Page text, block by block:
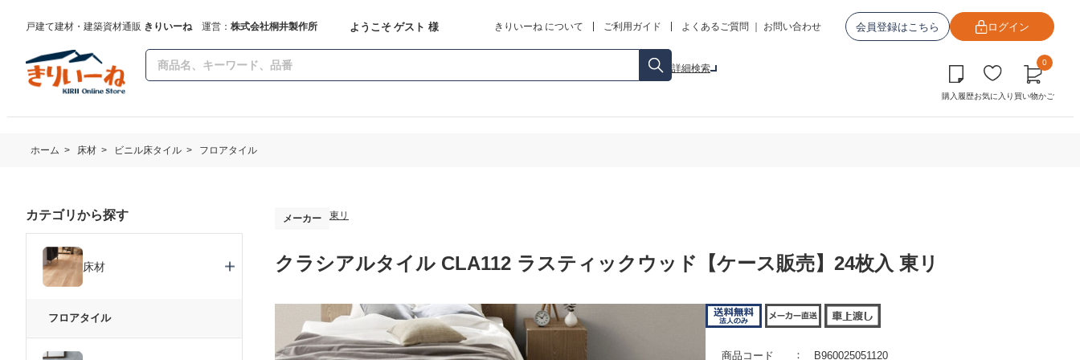
戸建て建材・建築資材通販 きりいーね運営： 株式会社桐井製作所 ようこそ ゲスト 様 きりいーね について ご利用ガイド よくあるご質問 お問い合わせ 会員登録はこちら ログイン
詳細検索
購入履歴お気に入り
0
買い物かご
ホーム > 床材 > ビニル床タイル > フロアタイル
メーカー 東リ
クラシアルタイル CLA112 ラスティックウッド【ケース販売】24枚入 東リ
商品コード B960025051120
カテゴリから探す
床材
フロアタイル